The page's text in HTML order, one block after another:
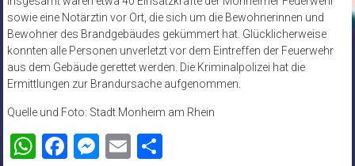
sowie eine Notärztin vor Ort, die sich um die Bewohnerinnen und
Bewohner des Brandgebäudes gekümmert hat. Glücklicherweise
konnten alle Personen unverletzt vor dem Eintreffen der Feuerwehr
aus dem Gebäude gerettet werden. Die Kriminalpolizei hat die
Ermittlungen zur Brandursache aufgenommen.
Quelle und Foto: Stadt Monheim am Rhein
WhatsApp
Facebook
Messenger
Email